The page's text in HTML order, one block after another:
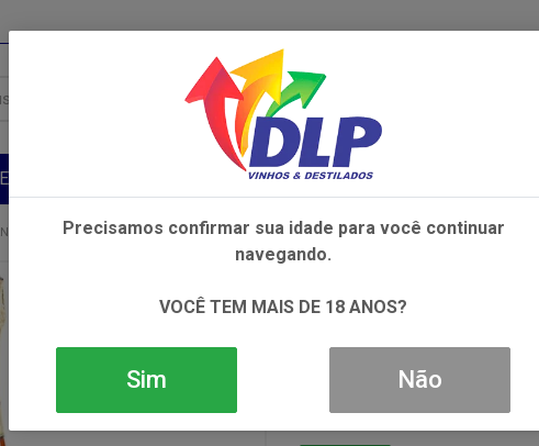
NÃO ALCOÓLICOS ALIMENTOS
130 CASA VALDUGA BRUT 1X750ML
Espumante
1x750ml
Precisamos confirmar sua idade para você continuar
navegando.
VOCÊ TEM MAIS DE 18 ANOS?
Sim Não